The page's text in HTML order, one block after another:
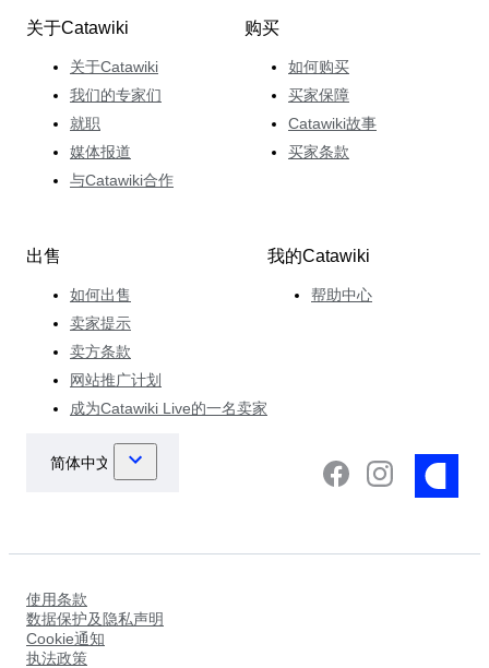
关于Catawiki
关于Catawiki
我们的专家们
就职
媒体报道
与Catawiki合作
购买
如何购买
买家保障
Catawiki故事
买家条款
出售
如何出售
卖家提示
卖方条款
网站推广计划
成为Catawiki Live的一名卖家
我的Catawiki
帮助中心
使用条款
数据保护及隐私声明
Cookie通知
执法政策